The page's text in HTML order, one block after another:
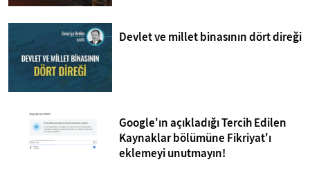
Devlet ve millet binasının dört direği
Google'ın açıkladığı Tercih Edilen
Kaynaklar bölümüne Fikriyat'ı
eklemeyi unutmayın!